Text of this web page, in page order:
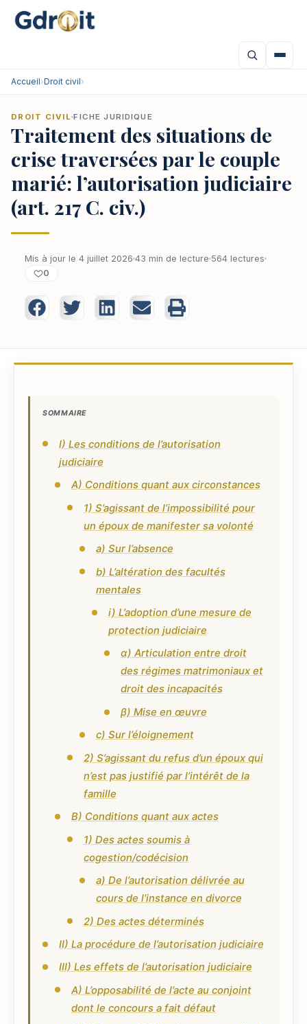
Accueil›Droit civil›
DROIT CIVIL FICHE JURIDIQUE
Traitement des situations de
crise traversées par le couple
marié: l’autorisation judiciaire
(art. 217 C. civ.)
Mis à jour le 4 juillet 2026 43 min de lecture 564 lectures
0
SOMMAIRE
I) Les conditions de l’autorisation
judiciaire
A) Conditions quant aux circonstances
1) S’agissant de l’impossibilité pour
un époux de manifester sa volonté
a) Sur l’absence
b) L’altération des facultés
mentales
i) L’adoption d’une mesure de
protection judiciaire
α) Articulation entre droit
des régimes matrimoniaux et
droit des incapacités
β) Mise en œuvre
c) Sur l’éloignement
2) S’agissant du refus d’un époux qui
n’est pas justifié par l’intérêt de la
famille
B) Conditions quant aux actes
1) Des actes soumis à
cogestion/codécision
a) De l’autorisation délivrée au
cours de l’instance en divorce
2) Des actes déterminés
II) La procédure de l’autorisation judiciaire
III) Les effets de l’autorisation judiciaire
A) L’opposabilité de l’acte au conjoint
dont le concours a fait défaut